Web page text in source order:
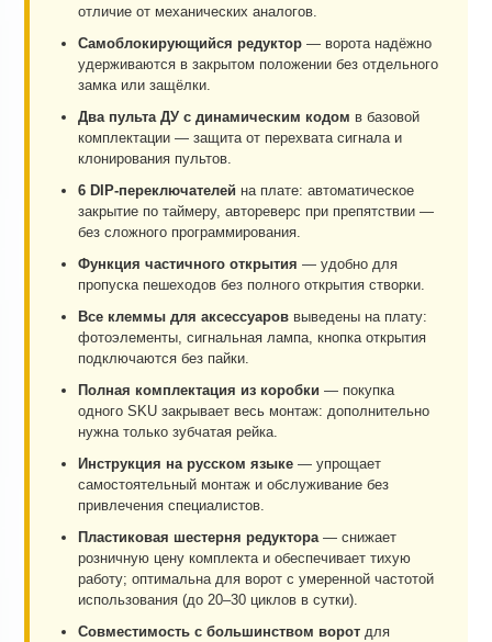
отличие от механических аналогов.
Самоблокирующийся редуктор — ворота надёжно
удерживаются в закрытом положении без отдельного
замка или защёлки.
Два пульта ДУ с динамическим кодом в базовой
комплектации — защита от перехвата сигнала и
клонирования пультов.
6 DIP-переключателей на плате: автоматическое
закрытие по таймеру, автореверс при препятствии —
без сложного программирования.
Функция частичного открытия — удобно для
пропуска пешеходов без полного открытия створки.
Все клеммы для аксессуаров выведены на плату:
фотоэлементы, сигнальная лампа, кнопка открытия
подключаются без пайки.
Полная комплектация из коробки — покупка
одного SKU закрывает весь монтаж: дополнительно
нужна только зубчатая рейка.
Инструкция на русском языке — упрощает
самостоятельный монтаж и обслуживание без
привлечения специалистов.
Пластиковая шестерня редуктора— снижает
розничную цену комплекта и обеспечивает тихую
работу; оптимальна для ворот с умеренной частотой
использования (до 20–30 циклов в сутки).
Совместимость с большинством ворот для